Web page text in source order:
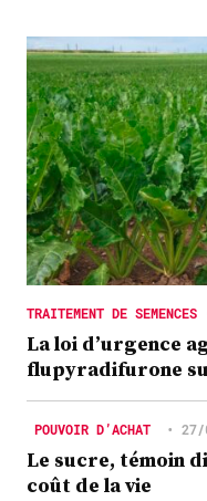
TRAITEMENT DE SEMENCES
La loi d’urgence
flupyradifurone
POUVOIR D’ACHAT • 27/
Le sucre, témoin
coût de la vie